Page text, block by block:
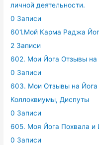
личной деятельности.
0 Записи
601.Мой Карма Раджа
2 Записи
602. Мои Йога Отзывы на
0 Записи
603. Мои Отзывы на Йога
Коллоквиумы, Диспуты
0 Записи
605. Моя Йога Похвала и
0 Записи